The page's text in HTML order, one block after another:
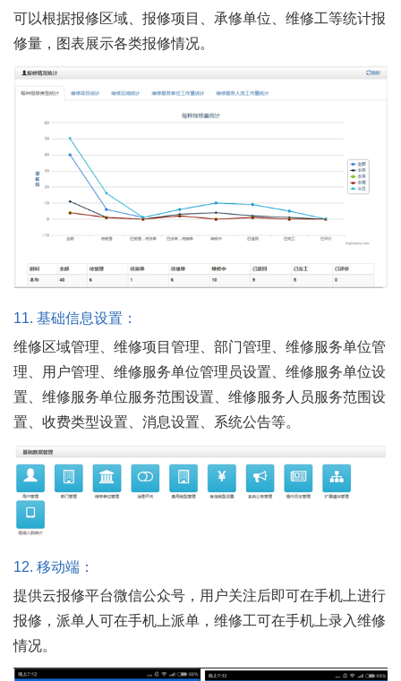
可以根据报修区域、报修项目、承修单位、维修工等统计报
修量，图表展示各类报修情况。
11. 基础信息设置：
维修区域管理、维修项目管理、部门管理、维修服务单位管
理、用户管理、维修服务单位管理员设置、维修服务单位设
置、维修服务单位服务范围设置、维修服务人员服务范围设
置、收费类型设置、消息设置、系统公告等。
12. 移动端：
提供云报修平台微信公众号，用户关注后即可在手机上进行
报修，派单人可在手机上派单，维修工可在手机上录入维修
情况。